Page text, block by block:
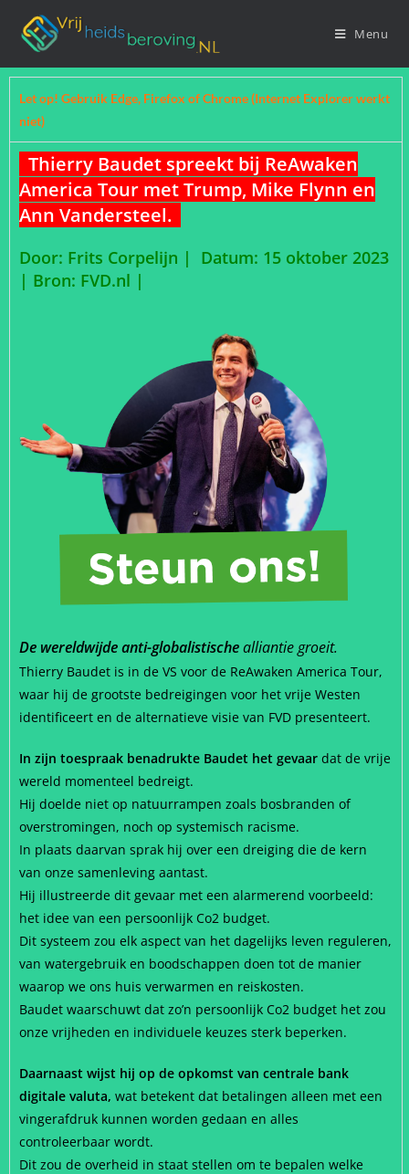
Menu
Let op! Gebruik Edge, Firefox of Chrome (Internet Explorer werkt
niet)
Thierry Baudet spreekt bij ReAwaken
America Tour met Trump, Mike Flynn en
Ann Vandersteel.
Door: Frits Corpelijn | Datum: 15 oktober 2023
| Bron: FVD.nl |
De wereldwijde anti-globalistischealliantie groeit.
Thierry Baudet is in de VS voor de ReAwaken America Tour,
waar hij de grootste bedreigingen voor het vrije Westen
identificeert en de alternatieve visie van FVD presenteert.
In zijn toespraak benadrukte Baudet het gevaar dat de vrije
wereld momenteel bedreigt.
Hij doelde niet op natuurrampen zoals bosbranden of
overstromingen, noch op systemisch racisme.
In plaats daarvan sprak hij over een dreiging die de kern
van onze samenleving aantast.
Hij illustreerde dit gevaar met een alarmerend voorbeeld:
het idee van een persoonlijk Co2 budget.
Dit systeem zou elk aspect van het dagelijks leven reguleren,
van watergebruik en boodschappen doen tot de manier
waarop we ons huis verwarmen en reiskosten.
Baudet waarschuwt dat zo’n persoonlijk Co2 budget het zou
onze vrijheden en individuele keuzes sterk beperken.
Daarnaast wijst hij op de opkomst van centrale bank
digitale valuta, wat betekent dat betalingen alleen met een
vingerafdruk kunnen worden gedaan en alles
controleerbaar wordt.
Dit zou de overheid in staat stellen om te bepalen welke